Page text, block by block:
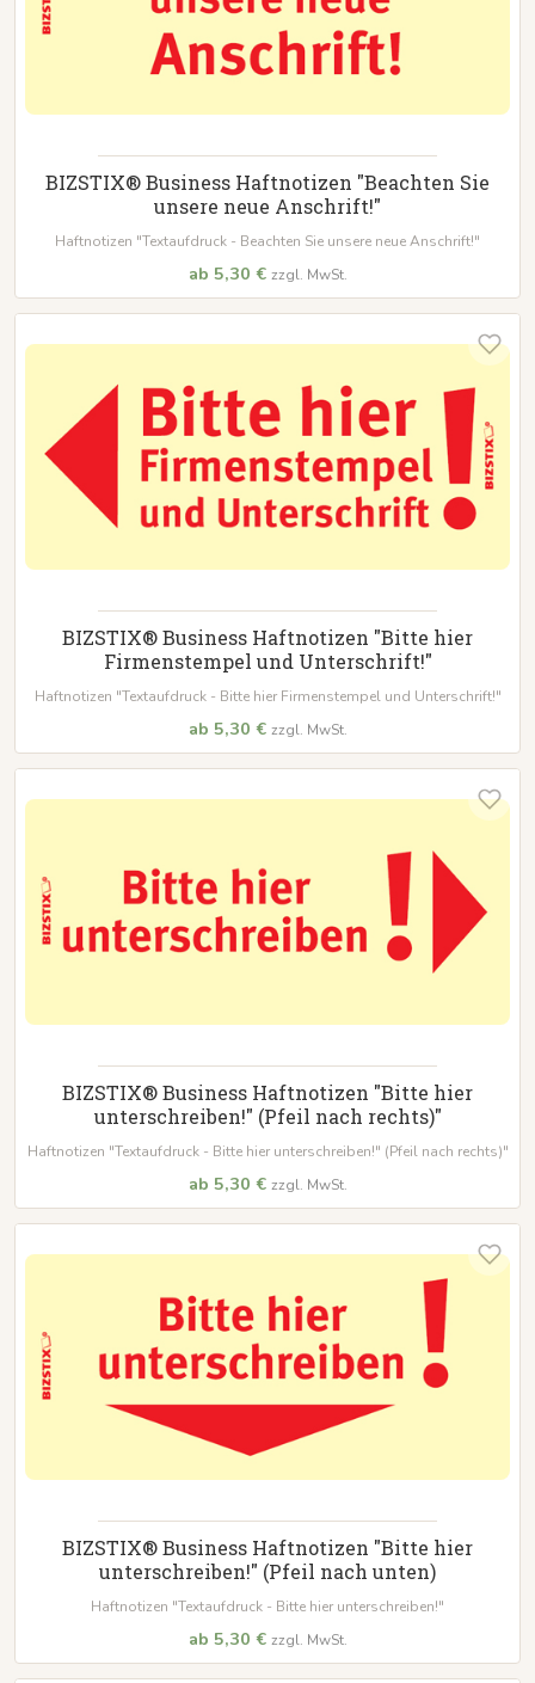
BIZSTIX® Business Haftnotizen "Beachten Sie
unsere neue Anschrift!"
Haftnotizen "Textaufdruck - Beachten Sie unsere neue Anschrift!"
ab 5,30 € zzgl. MwSt.
BIZSTIX® Business Haftnotizen "Bitte hier
Firmenstempel und Unterschrift!"
Haftnotizen "Textaufdruck - Bitte hier Firmenstempel und Unterschrift!"
ab 5,30 € zzgl. MwSt.
BIZSTIX® Business Haftnotizen "Bitte hier
unterschreiben!" (Pfeil nach rechts)"
Haftnotizen "Textaufdruck - Bitte hier unterschreiben!" (Pfeil nach rechts)"
ab 5,30 € zzgl. MwSt.
BIZSTIX® Business Haftnotizen "Bitte hier
unterschreiben!" (Pfeil nach unten)
Haftnotizen "Textaufdruck - Bitte hier unterschreiben!"
ab 5,30 € zzgl. MwSt.